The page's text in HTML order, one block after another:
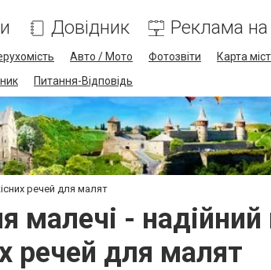
Довідник Реклама на
Авто / Мото Фотозвіти Карта
Питання-Відповідь
речей для малят
малечі -
речей для малят